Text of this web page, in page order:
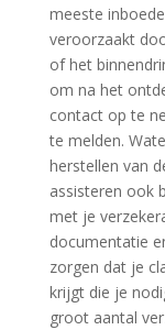
meeste
veroorzaakt
of het
om na het
contact op te
te melden.​
herstellen van
assisteren ook
met je
documentatie
zorgen dat je
krijgt die je
groot aantal